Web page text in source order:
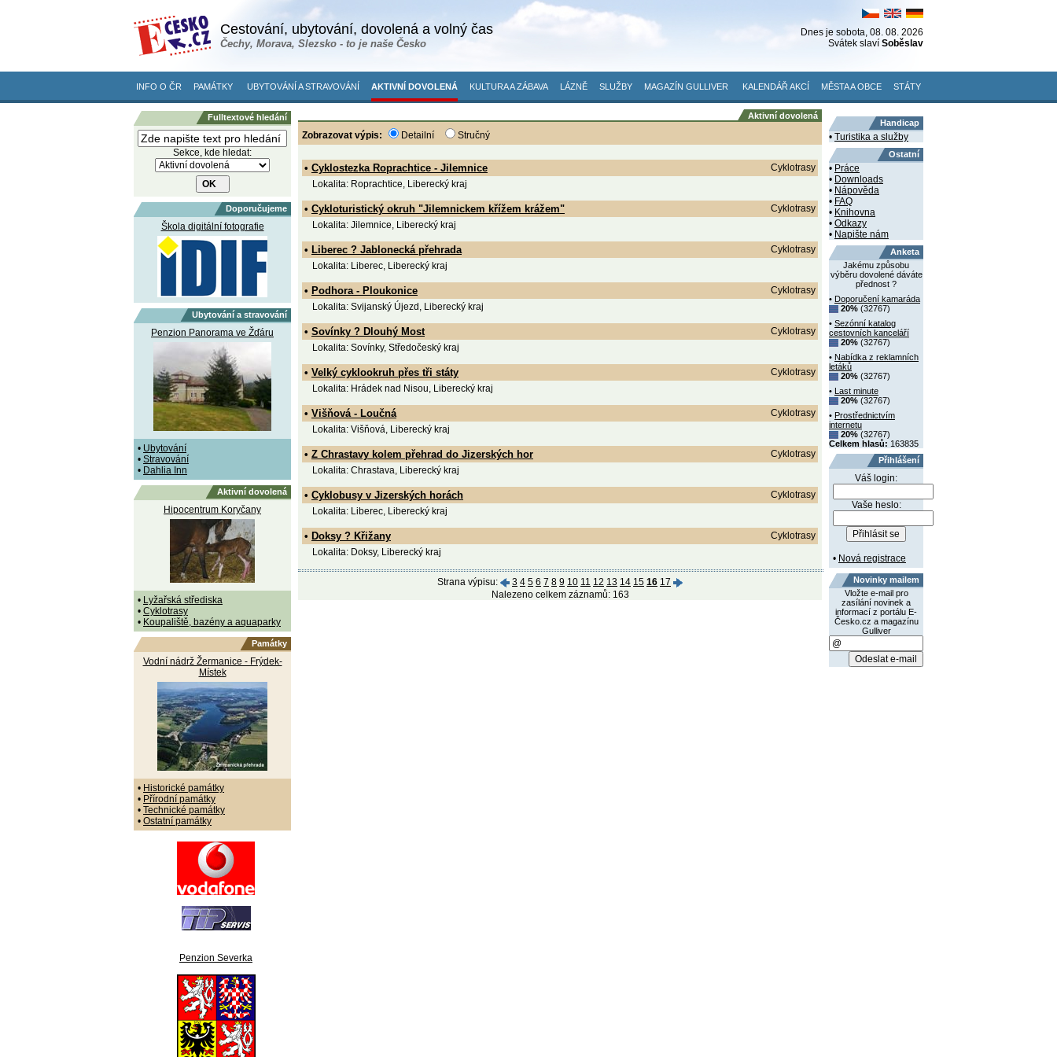
Cestování, ubytování, dovolená a volný čas
Čechy, Morava, Slezsko - to je naše Česko
Dnes je sobota, 08. 08. 2026
Svátek slaví Soběslav
INFO O ČR PAMÁTKY UBYTOVÁNÍ A STRAVOVÁNÍ AKTIVNÍ DOVOLENÁ KULTURA A ZÁBAVA LÁZNĚ SLUŽBY MAGAZÍN GULLIVER KALENDÁŘ AKCÍ MĚSTA A OBCE STÁTY
Fulltextové hledání
Sekce, kde hledat:
Doporučujeme
Škola digitální fotografie
Ubytování a stravování
Penzion Panorama ve Žďáru
• Ubytování
• Stravování
• Dahlia Inn
Aktivní dovolená
Hipocentrum Koryčany
• Lyžařská střediska
• Cyklotrasy
• Koupaliště, bazény a aquaparky
Památky
Vodní nádrž Žermanice - Frýdek-
Místek
• Historické památky
• Přírodní památky
• Technické památky
• Ostatní památky
Penzion Severka
Aktivní dovolená
Zobrazovat výpis: Detailní Stručný
• Cyklostezka Roprachtice - Jilemnice
Cyklotrasy
Lokalita: Roprachtice, Liberecký kraj
• Cykloturistický okruh "Jilemnickem křížem krážem"
Cyklotrasy
Lokalita: Jilemnice, Liberecký kraj
• Liberec ? Jablonecká přehrada
Cyklotrasy
Lokalita: Liberec, Liberecký kraj
• Podhora - Ploukonice
Cyklotrasy
Lokalita: Svijanský Újezd, Liberecký kraj
• Sovínky ? Dlouhý Most
Cyklotrasy
Lokalita: Sovínky, Středočeský kraj
• Velký cyklookruh přes tři státy
Cyklotrasy
Lokalita: Hrádek nad Nisou, Liberecký kraj
• Višňová - Loučná
Cyklotrasy
Lokalita: Višňová, Liberecký kraj
• Z Chrastavy kolem přehrad do Jizerských hor
Cyklotrasy
Lokalita: Chrastava, Liberecký kraj
• Cyklobusy v Jizerských horách
Cyklotrasy
Lokalita: Liberec, Liberecký kraj
• Doksy ? Křižany
Cyklotrasy
Lokalita: Doksy, Liberecký kraj
Strana výpisu: 3 4 5 6 7 8 9 10 11 12 13 14 15 16 17
Nalezeno celkem záznamů: 163
Handicap
• Turistika a služby
Ostatní
• Práce
• Downloads
• Nápověda
• FAQ
• Knihovna
• Odkazy
• Napište nám
Anketa
Jakému způsobu
výběru dovolené dáváte
přednost ?
• Doporučení kamaráda
20% (32767)
• Sezónní katalog
cestovních kanceláří
20% (32767)
• Nabídka z reklamních
letáků
20% (32767)
•
Last minute
20% (32767)
• Prostřednictvím
internetu
20% (32767)
Celkem hlasů: 163835
Přihlášení
Váš login:
Vaše heslo:
• Nová registrace
Novinky mailem
Vložte e-mail pro
zasílání novinek a
informací z portálu E-
Česko.cz a magazínu
Gulliver